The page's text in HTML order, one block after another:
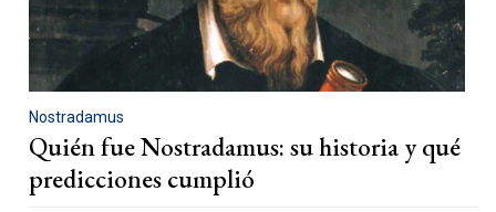
Nostradamus
Quién fue Nostradamus: su historia y qué
predicciones cumplió